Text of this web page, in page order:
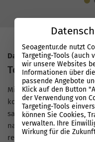
Datenbasierter Erfolg
Top Rankings bei
Mit unserer Performance
konstant hohem Niveau
sauber nach Daten um.
nachvollziehbare
relevanten Suchanfragen,
Seoagentur.de nutzt
Targeting-Tools (auch
wir unsere Websites
Informationen über
passende Angebote
Klick auf den Button
der Verwendung von
Targeting-Tools
können Sie Cookies,
verwalten. Ihre
Wirkung für die